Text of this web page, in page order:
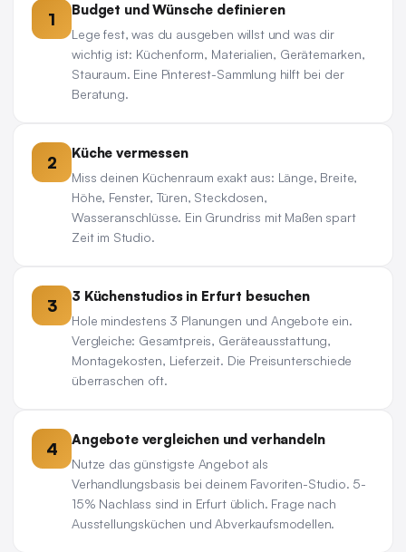
1 Budget und Wünsche definieren
Lege fest, was du ausgeben willst und was dir
wichtig ist: Küchenform, Materialien, Gerätemarken,
Stauraum. Eine Pinterest-Sammlung hilft bei der
Beratung.
2 Küche vermessen
Miss deinen Küchenraum exakt aus: Länge, Breite,
Höhe, Fenster, Türen, Steckdosen,
Wasseranschlüsse. Ein Grundriss mit Maßen spart
Zeit im Studio.
3 3 Küchenstudios in Erfurt besuchen
Hole mindestens 3 Planungen und Angebote ein.
Vergleiche: Gesamtpreis, Geräteausstattung,
Montagekosten, Lieferzeit. Die Preisunterschiede
überraschen oft.
4 Angebote vergleichen und verhandeln
Nutze das günstigste Angebot als
Verhandlungsbasis bei deinem Favoriten-Studio. 5-
15% Nachlass sind in Erfurt üblich. Frage nach
Ausstellungsküchen und Abverkaufsmodellen.